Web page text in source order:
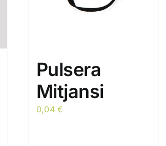
Pulsera
Mitjansi
0,04€